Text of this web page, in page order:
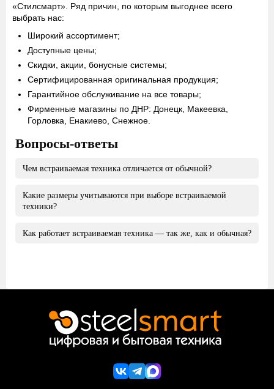
«Стилсмарт». Ряд причин, по которым выгоднее всего
выбрать нас:
Широкий ассортимент;
Доступные цены;
Скидки, акции, бонусные системы;
Сертифицированная оригинальная продукция;
Гарантийное обслуживание на все товары;
Фирменные магазины по ДНР: Донецк, Макеевка,
Горловка, Енакиево, Снежное.
Вопросы-ответы
Чем встраиваемая техника отличается от обычной?
Основное отличие заключается в способе расположения.
Встраиваемая техника устанавливается внутри кухонного
максимально аккуратным и эстетически совместимым с
Какие размеры учитываются при выборе встраиваемой
техники?
При выборе встраиваемой техники стандартного формата
Как работает встраиваемая техника — так же, как и обычная?
точности, как и обычно. Единственные отличия
издаваемого шума (встраиваемые зачастую работают
тише).